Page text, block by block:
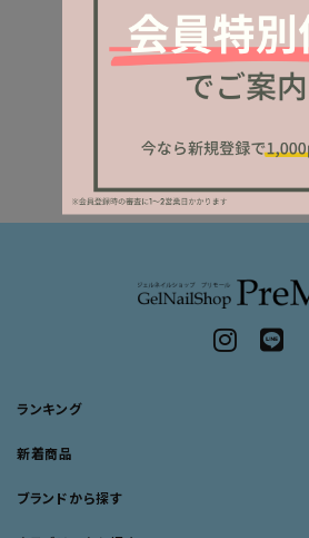
会員登録
ランキング
新着商品
ブランドから探す